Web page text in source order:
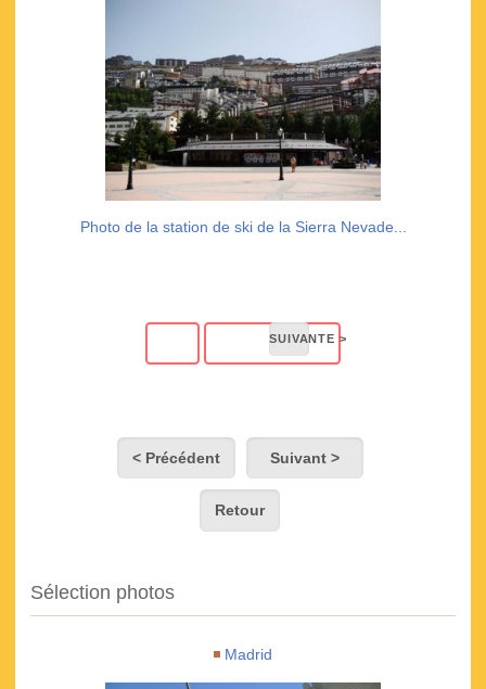
Photo de la station de ski de la Sierra Nevade...
< Précédent Suivant >
Retour
Sélection photos
Madrid